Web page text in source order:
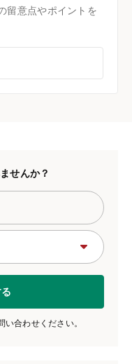
留意点やポイントを
せんか？
合わせください。